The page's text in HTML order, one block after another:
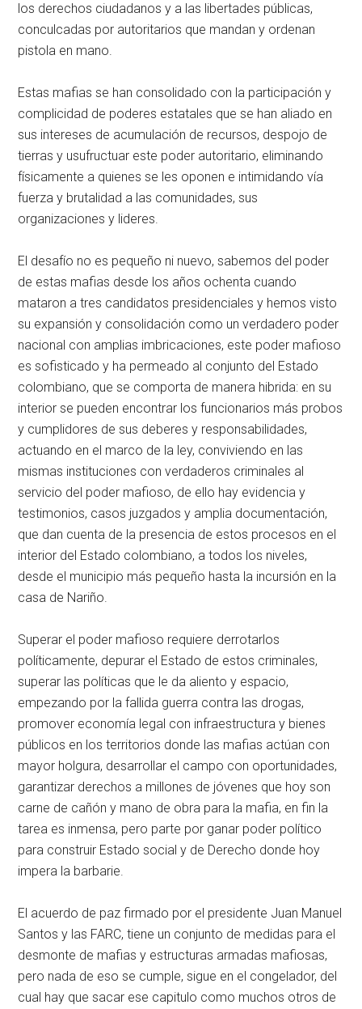
los derechos ciudadanos y a las libertades públicas,
conculcadas por autoritarios que mandan y ordenan
pistola en mano.
Estas mafias se han consolidado con la participación y
complicidad de poderes estatales que se han aliado en
sus intereses de acumulación de recursos, despojo de
tierras y usufructuar este poder autoritario, eliminando
físicamente a quienes se les oponen e intimidando vía
fuerza y brutalidad a las comunidades, sus
organizaciones y lideres.
El desafío no es pequeño ni nuevo, sabemos del poder
de estas mafias desde los años ochenta cuando
mataron a tres candidatos presidenciales y hemos visto
su expansión y consolidación como un verdadero poder
nacional con amplias imbricaciones, este poder mafioso
es sofisticado y ha permeado al conjunto del Estado
colombiano, que se comporta de manera hibrida: en su
interior se pueden encontrar los funcionarios más probos
y cumplidores de sus deberes y responsabilidades,
actuando en el marco de la ley, conviviendo en las
mismas instituciones con verdaderos criminales al
servicio del poder mafioso, de ello hay evidencia y
testimonios, casos juzgados y amplia documentación,
que dan cuenta de la presencia de estos procesos en el
interior del Estado colombiano, a todos los niveles,
desde el municipio más pequeño hasta la incursión en la
casa de Nariño.
Superar el poder mafioso requiere derrotarlos
políticamente, depurar el Estado de estos criminales,
superar las políticas que le da aliento y espacio,
empezando por la fallida guerra contra las drogas,
promover economía legal con infraestructura y bienes
públicos en los territorios donde las mafias actúan con
mayor holgura, desarrollar el campo con oportunidades,
garantizar derechos a millones de jóvenes que hoy son
carne de cañón y mano de obra para la mafia, en fin la
tarea es inmensa, pero parte por ganar poder político
para construir Estado social y de Derecho donde hoy
impera la barbarie.
El acuerdo de paz firmado por el presidente Juan Manuel
Santos y las FARC, tiene un conjunto de medidas para el
desmonte de mafias y estructuras armadas mafiosas,
pero nada de eso se cumple, sigue en el congelador, del
cual hay que sacar ese capitulo como muchos otros de